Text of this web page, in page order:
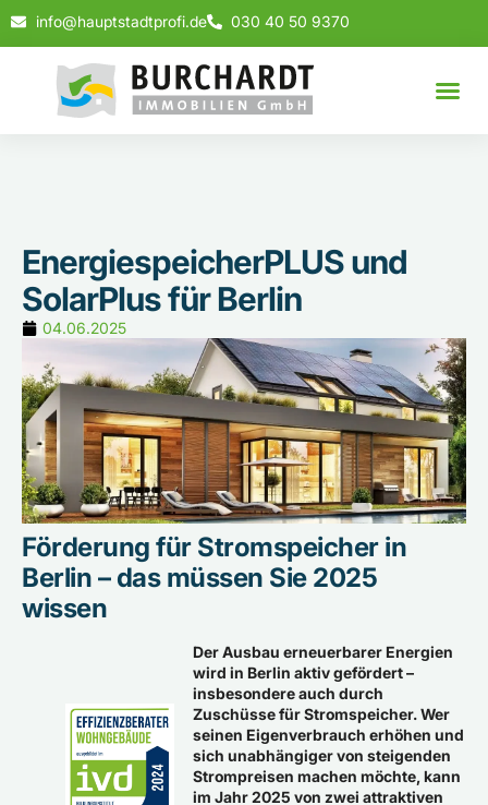
info@hauptstadtprofi.de 030 40 50 9370
EnergiespeicherPLUS und
SolarPlus für Berlin
04.06.2025
Förderung für Stromspeicher in
Berlin – das müssen Sie 2025
wissen
Der Ausbau erneuerbarer Energien
wird in Berlin aktiv gefördert –
insbesondere auch durch
Zuschüsse für Stromspeicher. Wer
seinen Eigenverbrauch erhöhen und
sich unabhängiger von steigenden
Strompreisen machen möchte, kann
im Jahr 2025 von zwei attraktiven